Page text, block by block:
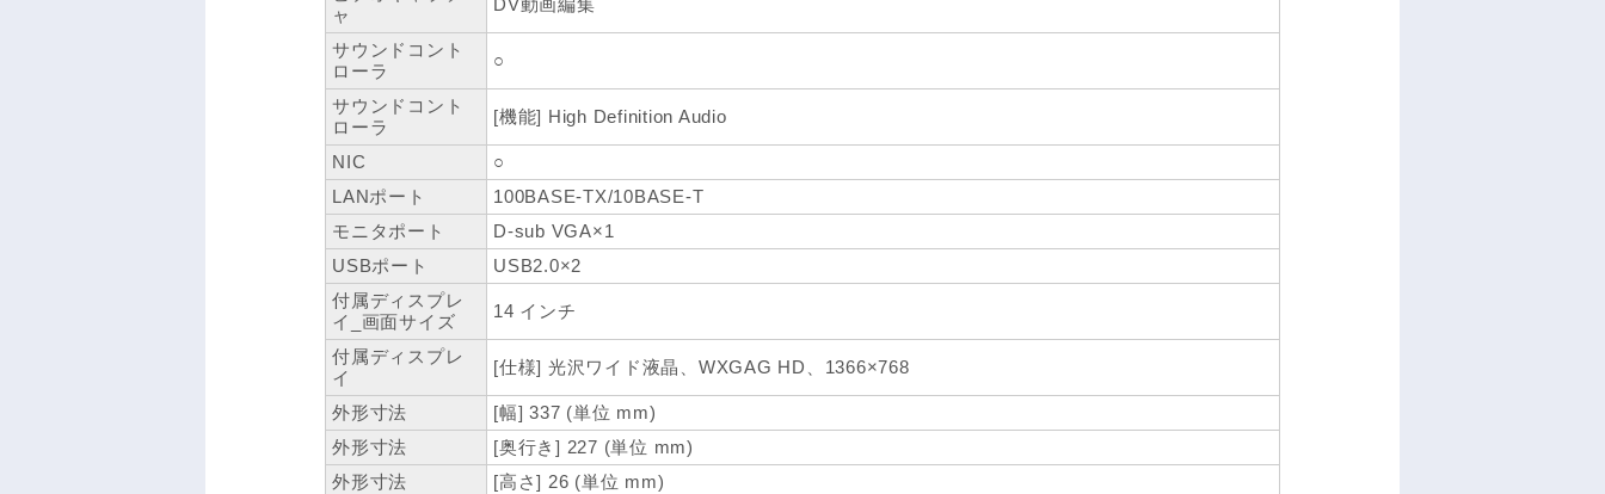
ャ
DV動画編集
サウンドコント
ローラ
○
サウンドコント
ローラ
[機能] High Definition Audio
NIC
○
LANポート
100BASE-TX/10BASE-T
モニタポート
D-sub VGA×1
USBポート
USB2.0×2
付属ディスプレ
イ_画面サイズ
14 インチ
付属ディスプレ
イ
[仕様] 光沢ワイド液晶、WXGAG HD、1366×768
外形寸法
[幅] 337 (単位 mm)
外形寸法
[奥行き] 227 (単位 mm)
外形寸法
[高さ] 26 (単位 mm)